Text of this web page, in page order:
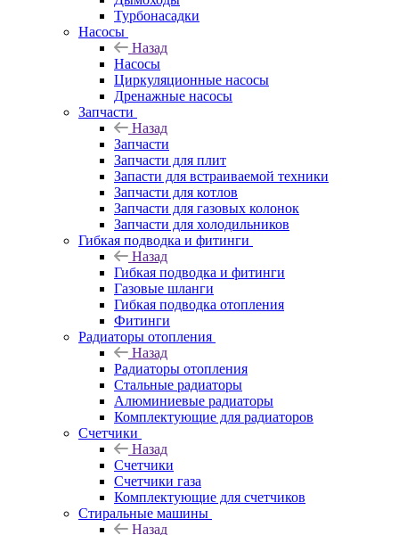
Турбонасадки
Насосы
Назад
Насосы
Циркуляционные насосы
Дренажные насосы
Запчасти
Назад
Запчасти
Запчасти для плит
Запасти для встраиваемой техники
Запчасти для котлов
Запчасти для газовых колонок
Запчасти для холодильников
Гибкая подводка и фитинги
Назад
Гибкая подводка и фитинги
Газовые шланги
Гибкая подводка отопления
Фитинги
Радиаторы отопления
Назад
Радиаторы отопления
Стальные радиаторы
Алюминиевые радиаторы
Комплектующие для радиаторов
Счетчики
Назад
Счетчики
Счетчики газа
Комплектующие для счетчиков
Стиральные машины
Назад